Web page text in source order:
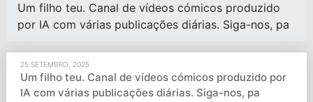
Um filho teu. Canal de vídeos cómicos produzido
por IA com várias publicações diárias. Siga-nos, pa
25 SETEMBRO, 2025
Um filho teu. Canal de vídeos cómicos produzido por
IA com várias publicações diárias. Siga-nos, pa